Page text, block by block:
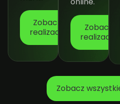
Zobacz
realizacę
Zobacz
realizację
Zobacz